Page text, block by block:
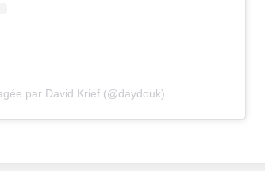
par David Krief (@daydouk)